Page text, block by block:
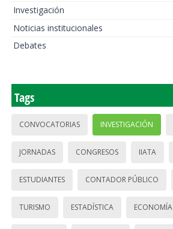
Investigación
Noticias institucionales
Debates
Tags
CONVOCATORIAS INVESTIGACIÓN
JORNADAS CONGRESOS IIATA
ESTUDIANTES CONTADOR PÚBLICO
TURISMO ESTADÍSTICA ECONOMÍA